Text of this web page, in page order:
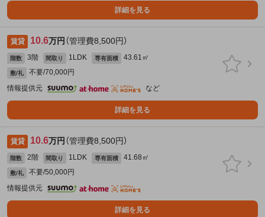
詳細を見る
賃貸 10.6万円 （管理費8,500円）
階数 3階 間取り 1LDK 専有面積 43.61㎡
敷/礼
不要/70,000円
情報提供元
など
詳細を見る
賃貸 10.6万円 （管理費8,500円）
階数 2階 間取り 1LDK 専有面積 41.68㎡
敷/礼
不要/50,000円
情報提供元
詳細を見る